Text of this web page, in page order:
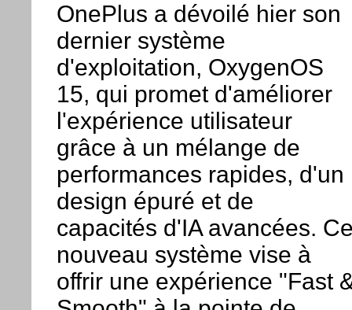
OnePlus a dévoilé hier son
dernier système
d'exploitation, OxygenOS
15, qui promet d'améliorer
l'expérience utilisateur
grâce à un mélange de
performances rapides, d'un
design épuré et de
capacités d'IA avancées.
nouveau système vise à
offrir une expérience "Fast